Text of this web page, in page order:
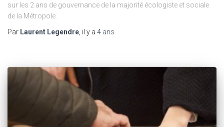
sur les 2 ans de gouvernance de la majorité écologiste et sociale
de la Métropole.
Par Laurent Legendre , il y a 4 ans